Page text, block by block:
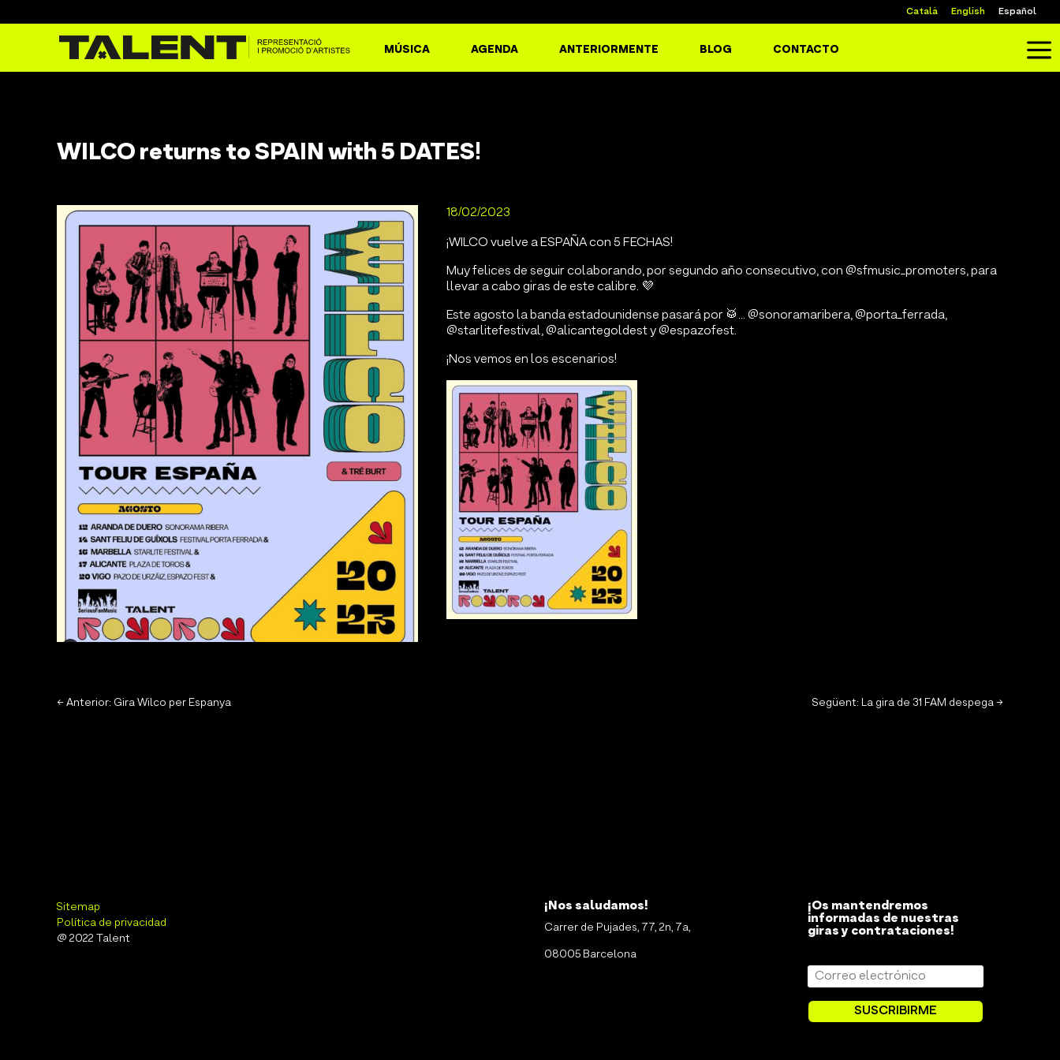
Català English Español
MÚSICA AGENDA ANTERIORMENTE BLOG CONTACTO a
WILCO returns to SPAIN with 5 DATES!
18/02/2023
¡WILCO vuelve a ESPAÑA con 5 FECHAS!
Muy felices de seguir colaborando, por segundo año consecutivo, con @sfmusic_promoters, para
llevar a cabo giras de este calibre. 💜
Este agosto la banda estadounidense pasará por 🥁… @sonoramaribera, @porta_ferrada,
@starlitefestival, @alicantegoldest y @espazofest.
¡Nos vemos en los escenarios!
←Anterior: Gira Wilco per Espanya Següent: La gira de 31 FAM despega→
Sitemap
Política de privacidad
@ 2022 Talent
¡Nos saludamos!
Carrer de Pujades, 77, 2n, 7a,
08005 Barcelona
¡Os mantendremos
informadas de nuestras
giras y contrataciones!
SUSCRIBIRME